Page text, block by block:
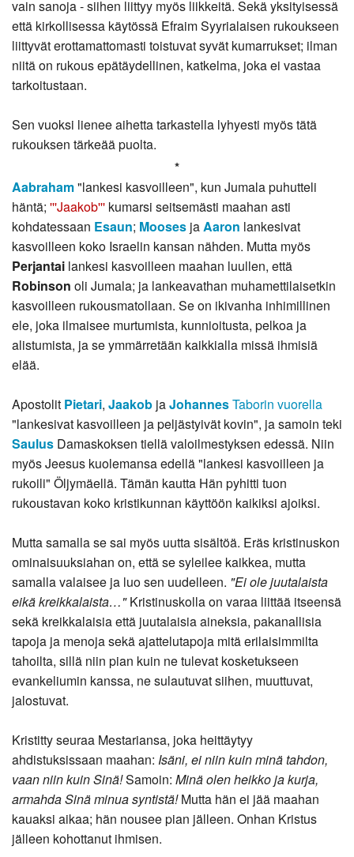
vain sanoja - siihen liittyy myös liikkeitä. Sekä yksityisessä
että kirkollisessa käytössä Efraim Syyrialaisen rukoukseen
liittyvät erottamattomasti toistuvat syvät kumarrukset; ilman
niitä on rukous epätäydellinen, katkelma, joka ei vastaa
tarkoitustaan.
Sen vuoksi lienee aihetta tarkastella lyhyesti myös tätä
rukouksen tärkeää puolta.
*
Aabraham"lankesi kasvoilleen", kun Jumala puhutteli
häntä; '''Jaakob''' kumarsi seitsemästi maahan asti
kohdatessaan Esaun; Mooses jaAaron lankesivat
kasvoilleen koko Israelin kansan nähden. Mutta myös
Perjantai lankesi kasvoilleen maahan luullen, että
Robinson oli Jumala; ja lankeavathan muhamettilaisetkin
kasvoilleen rukousmatollaan. Se on ikivanha inhimillinen
ele, joka ilmaisee murtumista, kunnioitusta, pelkoa ja
alistumista, ja se ymmärretään kaikkialla missä ihmisiä
elää.
Apostolit Pietari, Jaakob jaJohannesTaborin vuorella
"lankesivat kasvoilleen ja peljästyivät kovin", ja samoin teki
Saulus Damaskoksen tiellä valoilmestyksen edessä. Niin
myös Jeesus kuolemansa edellä "lankesi kasvoilleen ja
rukoili" Öljymäellä. Tämän kautta Hän pyhitti tuon
rukoustavan koko kristikunnan käyttöön kaikiksi ajoiksi.
Mutta samalla se sai myös uutta sisältöä. Eräs kristinuskon
ominaisuuksiahan on, että se syleilee kaikkea, mutta
samalla valaisee ja luo sen uudelleen. "Ei ole juutalaista
eikä kreikkalaista…"Kristinuskolla on varaa liittää itseensä
sekä kreikkalaisia että juutalaisia aineksia, pakanallisia
tapoja ja menoja sekä ajattelutapoja mitä erilaisimmilta
tahoilta, sillä niin pian kuin ne tulevat kosketukseen
evankeliumin kanssa, ne sulautuvat siihen, muuttuvat,
jalostuvat.
Kristitty seuraa Mestariansa, joka heittäytyy
ahdistuksissaan maahan: Isäni, ei niin kuin minä tahdon,
vaan niin kuin Sinä!Samoin: Minä olen heikko ja kurja,
armahda Sinä minua syntistä!Mutta hän ei jää maahan
kauaksi aikaa; hän nousee pian jälleen. Onhan Kristus
jälleen kohottanut ihmisen.